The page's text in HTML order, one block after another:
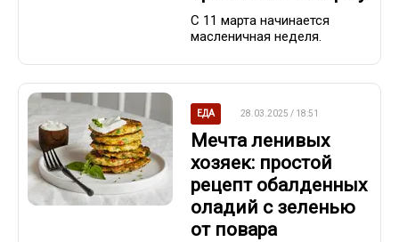
С 11 марта начинается
масленичная неделя.
ЕДА 28.03.2025 / 18:51
Мечта ленивых
хозяек: простой
рецепт обалденных
оладий с зеленью
от повара